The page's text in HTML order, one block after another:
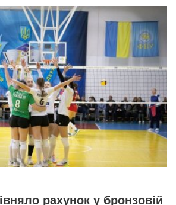
рахунок у бронзовій